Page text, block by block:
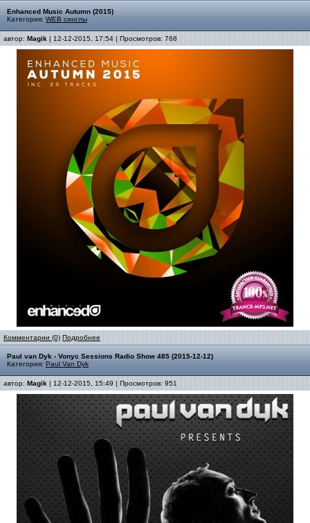
Enhanced Music Autumn (2015)
Категория: WEB синглы
автор: Magik | 12-12-2015, 17:54 | Просмотров: 768
Комментарии (0) Подробнее
Paul van Dyk - Vonyc Sessions Radio Show 485 (2015-12-12)
Категория: Paul Van Dyk
автор: Magik | 12-12-2015, 15:49 | Просмотров: 951